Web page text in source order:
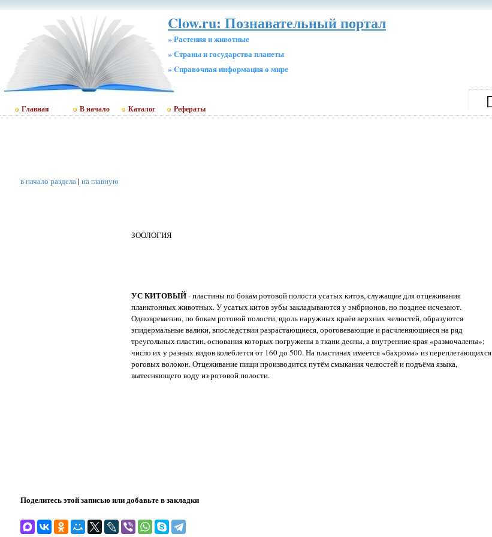
Clow.ru: Познавательный портал
» Растения и животные
» Страны и государства планеты
» Cправочная информация о мире
Главная В начало Каталог Рефераты
в начало раздела| на главную
ЗООЛОГИЯ
УС КИТОВЫЙ- пластины по бокам ротовой полости усатых китов, служащие для отцеживания
планктонных животных. У усатых китов зубы закладываются у эмбрионов, но позднее исчезают.
Одновременно, по бокам ротовой полости, вдоль наружных краёв верхних челюстей, образуются
эпидермальные валики, впоследствии разрастающиеся, ороговевающие и расчленяющиеся на ряд
треугольных пластин, основания которых погружены в ткани десны, а внутренние края «размочалены»;
число их у разных видов колеблется от 160 до 500. На пластинах имеется «бахрома» из переплетающихся
роговых волокон. Отцеживание пищи производится путём смыкания челюстей и подъёма языка,
вытесняющего воду из ротовой полости.
Поделитесь этой записью или добавьте в закладки